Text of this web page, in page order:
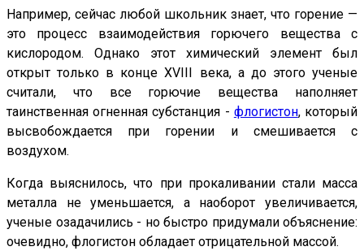
Например, сейчас любой школьник знает, что горение —
это процесс взаимодействия горючего вещества с
кислородом. Однако этот химический элемент был
открыт только в конце XVIII века, а до этого ученые
считали, что все горючие вещества наполняет
таинственная огненная субстанция - флогистон, который
высвобождается при горении и смешивается с
воздухом.
Когда выяснилось, что при прокаливании стали масса
металла не уменьшается, а наоборот увеличивается,
ученые озадачились - но быстро придумали объяснение:
очевидно, флогистон обладает отрицательной массой.